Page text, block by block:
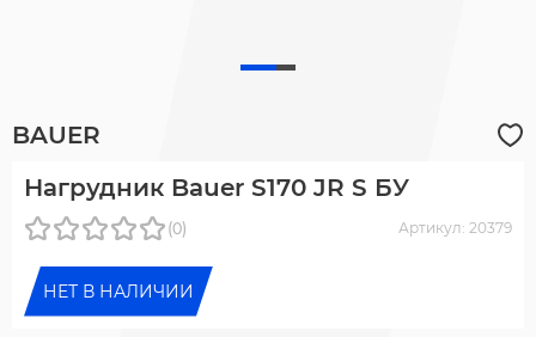
BAUER
Нагрудник Bauer S170 JR S БУ
(0) Артикул: 20379
НЕТ В НАЛИЧИИ